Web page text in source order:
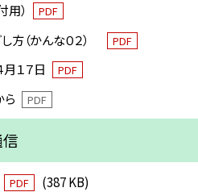
） PDF
方（かんな０２） PDF
１７日 PDF
PDF
信
PDF
(387 KB)